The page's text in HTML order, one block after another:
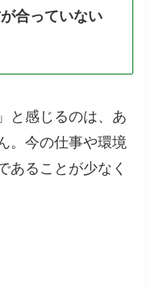
合っていない
と感じるのは、あ
。今の仕事や環境
あることが少なく